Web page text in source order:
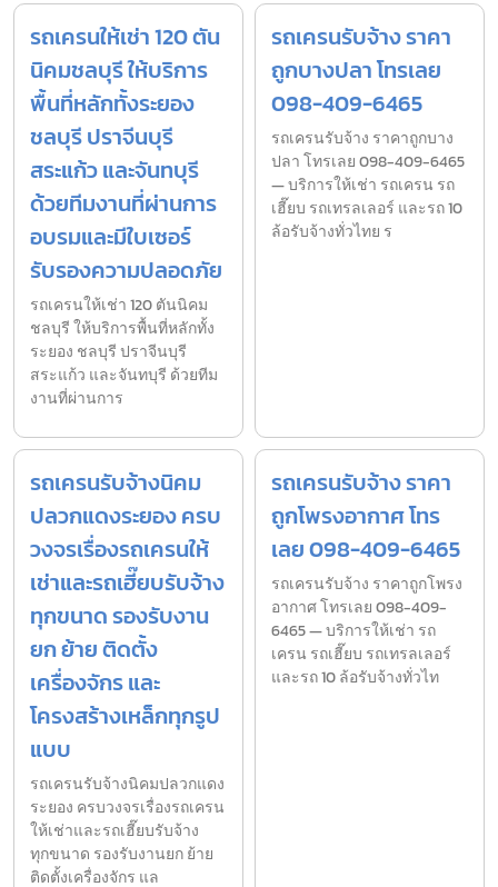
รถเครนให้เช่า 120 ตัน
นิคมชลบุรี ให้บริการ
พื้นที่หลักทั้งระยอง
ชลบุรี ปราจีนบุรี
สระแก้ว และจันทบุรี
ด้วยทีมงานที่ผ่านการ
อบรมและมีใบเซอร์
รับรองความปลอดภัย
รถเครนให้เช่า 120 ตันนิคม
ชลบุรี ให้บริการพื้นที่หลักทั้ง
ระยอง ชลบุรี ปราจีนบุรี
สระแก้ว และจันทบุรี ด้วยทีม
งานที่ผ่านการ
รถเครนรับจ้าง ราคา
ถูกบางปลา โทรเลย
098-409-6465
รถเครนรับจ้าง ราคาถูกบาง
ปลา โทรเลย 098-409-6465
— บริการให้เช่า รถเครน รถ
เฮี๊ยบ รถเทรลเลอร์ และรถ 10
ล้อรับจ้างทั่วไทย ร
รถเครนรับจ้างนิคม
ปลวกแดงระยอง ครบ
วงจรเรื่องรถเครนให้
เช่าและรถเฮี๊ยบรับจ้าง
ทุกขนาด รองรับงาน
ยก ย้าย ติดตั้ง
เครื่องจักร และ
โครงสร้างเหล็กทุกรูป
แบบ
รถเครนรับจ้างนิคมปลวกแดง
ระยอง ครบวงจรเรื่องรถเครน
ให้เช่าและรถเฮี๊ยบรับจ้าง
ทุกขนาด รองรับงานยก ย้าย
ติดตั้งเครื่องจักร แล
รถเครนรับจ้าง ราคา
ถูกโพรงอากาศ โทร
เลย 098-409-6465
รถเครนรับจ้าง ราคาถูกโพรง
อากาศ โทรเลย 098-409-
6465 — บริการให้เช่า รถ
เครน รถเฮี๊ยบ รถเทรลเลอร์
และรถ 10 ล้อรับจ้างทั่วไท